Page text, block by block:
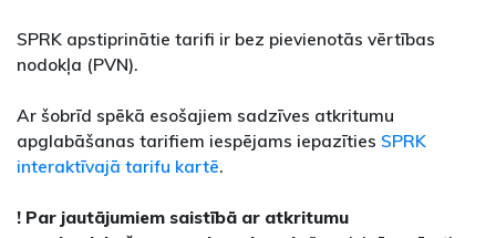
SPRK apstiprinātie tarifi ir bez pievienotās vērtības
nodokļa (PVN).
Ar šobrīd spēkā esošajiem sadzīves atkritumu
apglabāšanas tarifiem iespējams iepazīties SPRK
interaktīvajā tarifu kartē.
! Par jautājumiem saistībā ar atkritumu